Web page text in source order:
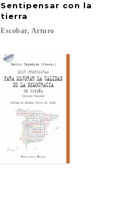
Sentipensar con la
tierra
Escobar, Arturo